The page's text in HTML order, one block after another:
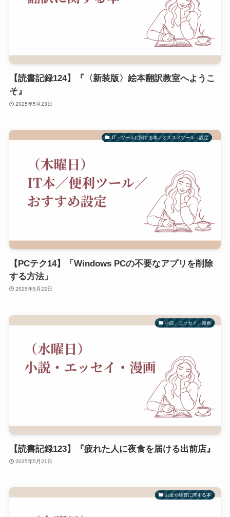
【読書記録124】『〈新装版〉絵本翻訳教室へようこ
そ』
2025年5月23日
IT・ツールに関する本／オススメツール・設定
【PCテク14】「Windows PCの不要なアプリを削除
する方法」
2025年5月22日
小説、エッセイ、漫画
【読書記録123】『疲れた人に夜食を届ける出前店』
2025年5月21日
お金や経営に関する本